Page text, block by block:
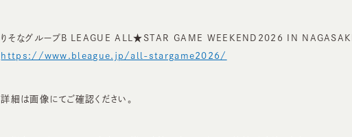
りそなグループB LEAGUE ALL★STAR GAME WEEKEND2026 IN NAGASAKI
https://www.bleague.jp/all-stargame2026/
詳細は画像にてご確認ください。